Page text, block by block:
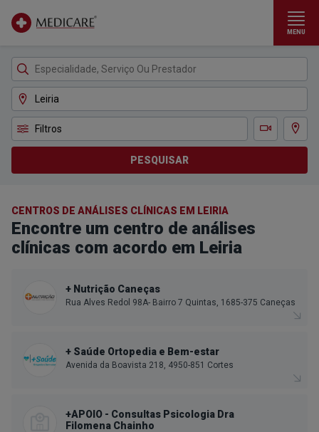
MENU
Filtros
Teleconsulta
Ver
PESQUISAR
CENTROS DE ANÁLISES CLÍNICAS EM LEIRIA
Encontre um centro de análises
clínicas com acordo em Leiria
+ Nutrição Caneças
Rua Alves Redol 98A- Bairro 7 Quintas, 1685-375 Caneças
+ Saúde Ortopedia e Bem-estar
Avenida da Boavista 218, 4950-851 Cortes
+APOIO - Consultas Psicologia Dra
Filomena Chainho